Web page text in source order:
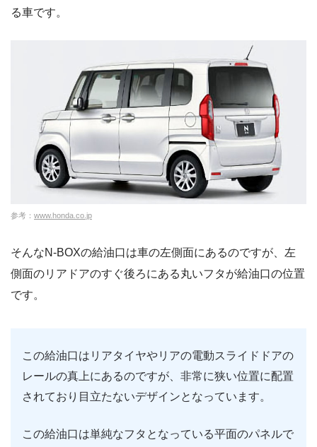
る車です。
参考： www.honda.co.jp
そんなN-BOXの給油口は車の左側面にあるのですが、左
側面のリアドアのすぐ後ろにある丸いフタが給油口の位置
です。
この給油口はリアタイヤやリアの電動スライドドアの
レールの真上にあるのですが、非常に狭い位置に配置
されており目立たないデザインとなっています。
この給油口は単純なフタとなっている平面のパネルで